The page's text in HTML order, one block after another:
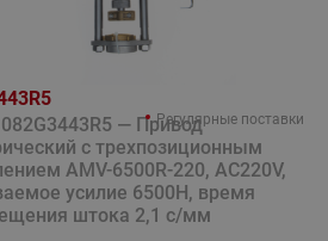
— Привод
с трехпозиционным
AMV-6500R-220, AC220V,
усилие 6500Н, время
штока 2,1 с/мм
Регулярные поставки